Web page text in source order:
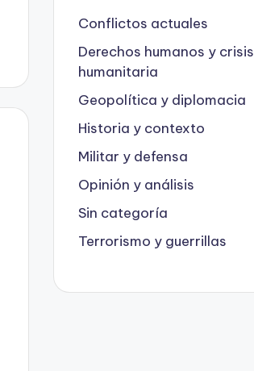
Conflictos actuales
Derechos humanos y crisis
humanitaria
Geopolítica y diplomacia
Historia y contexto
Militar y defensa
Opinión y análisis
Sin categoría
Terrorismo y guerrillas